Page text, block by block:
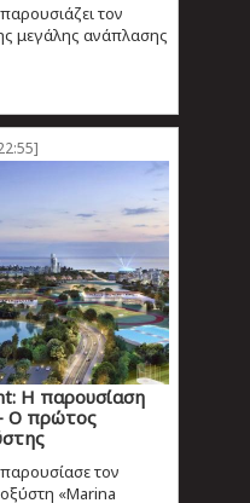
τον
μεγάλης ανάπλασης
H παρουσίαση
Ο πρώτος
τον
«Marina